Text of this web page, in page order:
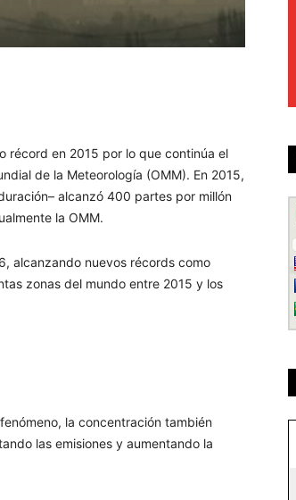
récord en 2015 por lo que continúa el
de la Meteorología (OMM). En 2015,
alcanzó 400 partes por millón
la OMM.
alcanzando nuevos récords como
zonas del mundo entre 2015 y los
la concentración también
las emisiones y aumentando la